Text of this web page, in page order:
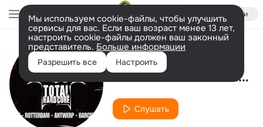
Войти
Мы используем cookie-файлы, чтобы улучшить
сервисы для вас. Если ваш возраст менее 13 лет,
настроить cookie-файлы должен ваш законный
представитель. Больше информации
Разрешить все Настроить
Исполнитель
Da New Mafia Connection
Слушать